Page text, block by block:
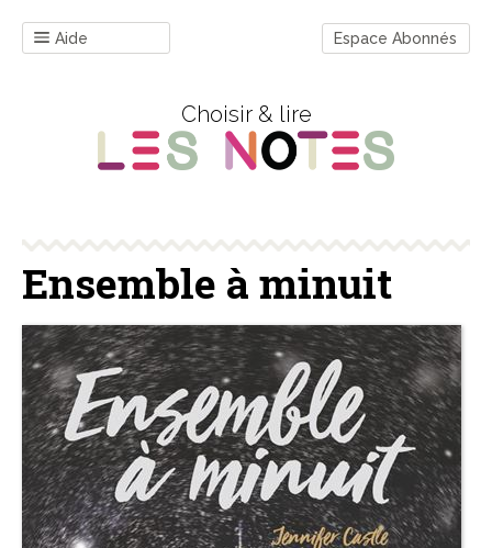
Aide Espace Abonnés
Choisir & lire
Ensemble à minuit